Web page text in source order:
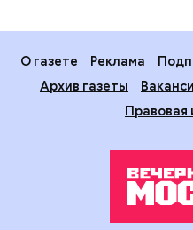
О газете Реклама
Архив газеты
Правовая